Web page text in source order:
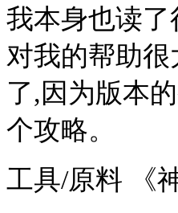
我本身也读
对我的帮助
了,因为版本
个攻略。
工具/原料 《